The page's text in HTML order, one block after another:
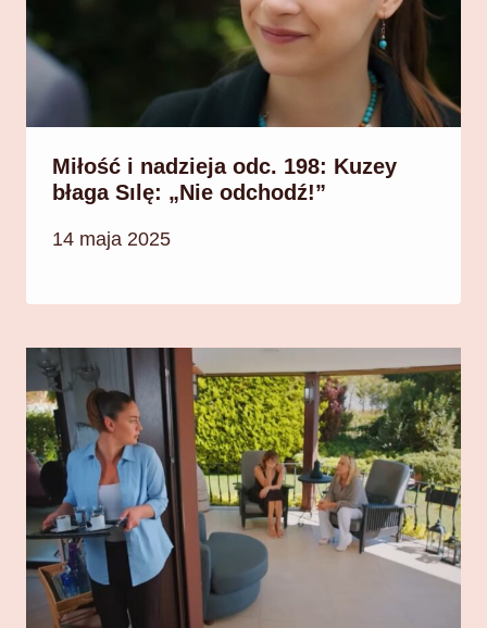
Miłość i nadzieja odc. 198: Kuzey
błaga Sılę: „Nie odchodź!”
14 maja 2025